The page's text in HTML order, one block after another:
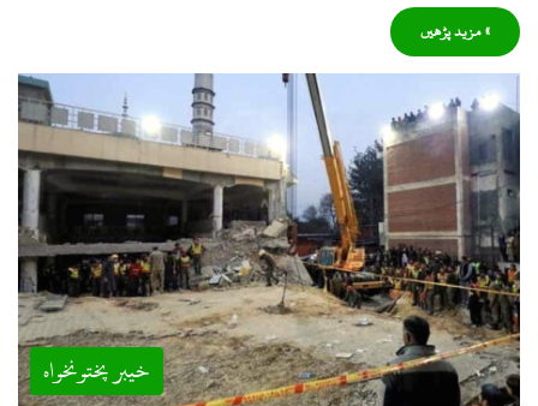
» مزید پڑھیں
خیبر پختونخواہ